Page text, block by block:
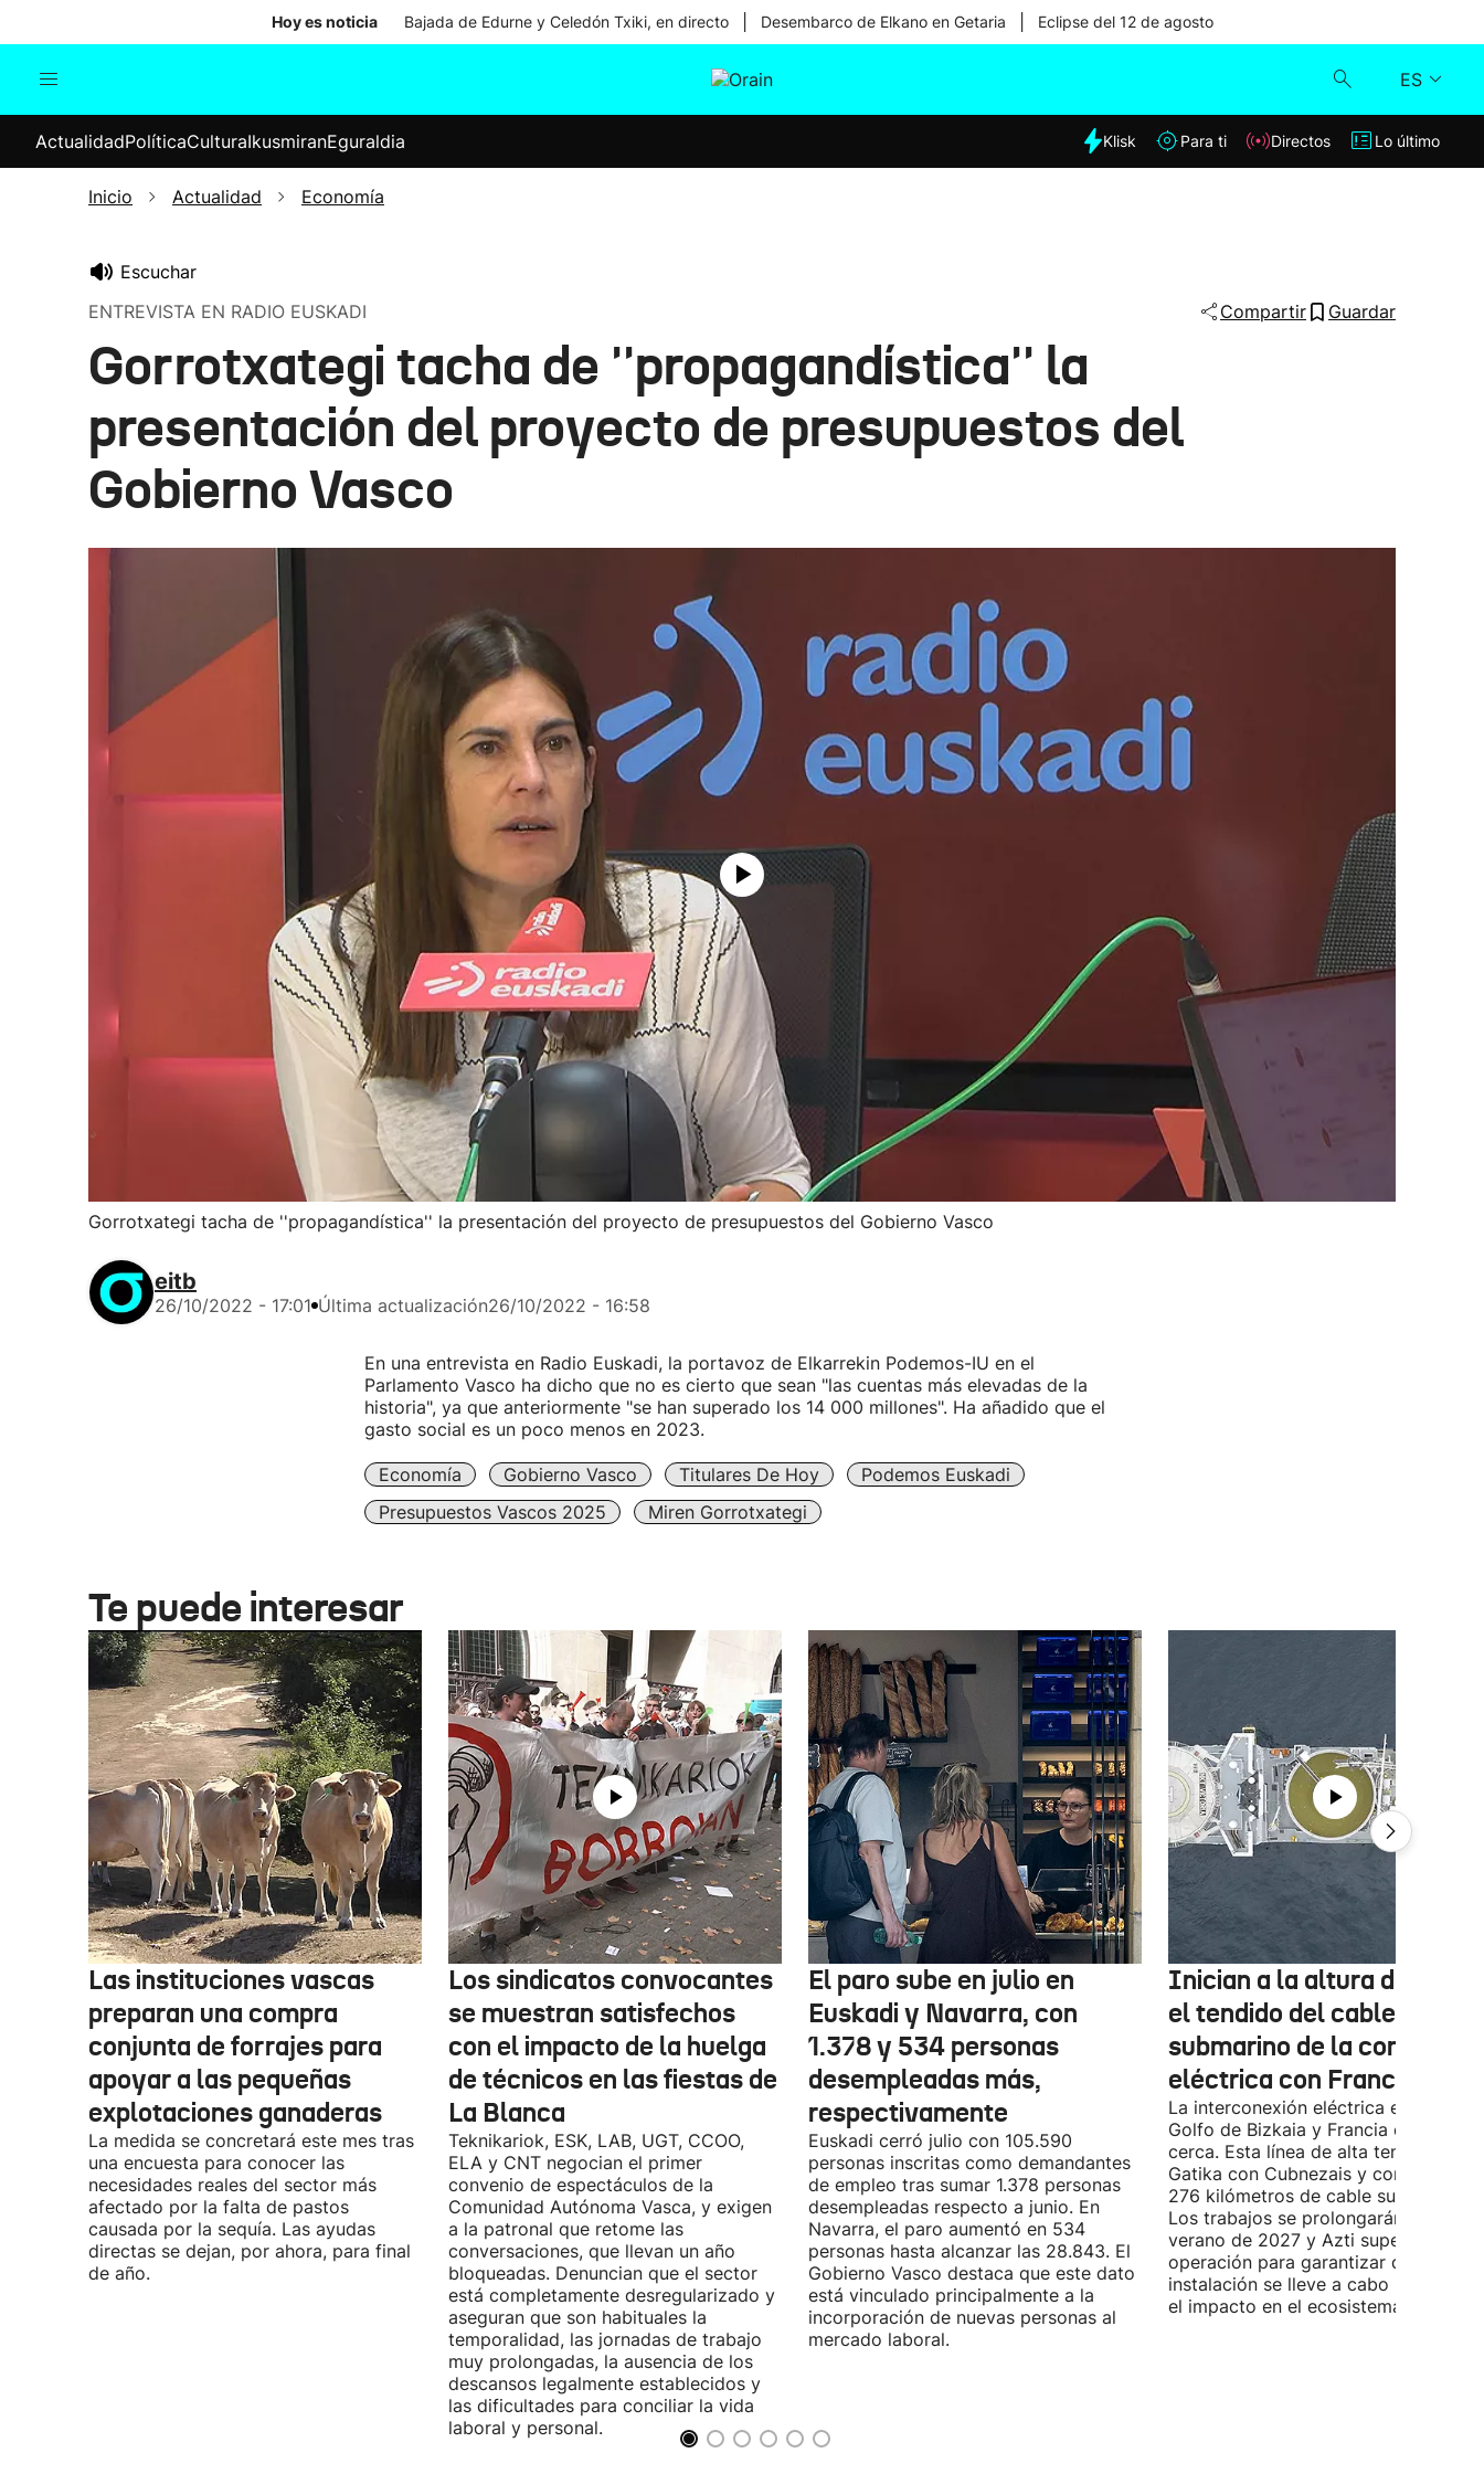
Hoy es noticia Bajada de Edurne y Celedón Txiki, en directo Desembarco de Elkano en Getaria Eclipse del 12 de agosto
ES
Internacional
Elecciones
Klisk
ActualidadPolíticaCulturaIkusmiranEguraldia Klisk Para ti Directos Lo último
Inicio Actualidad Economía
Escuchar
ENTREVISTA EN RADIO EUSKADI
Compartir Guardar
Gorrotxategi tacha de ''propagandística'' la
presentación del proyecto de presupuestos del
Gobierno Vasco
Gorrotxategi tacha de ''propagandística'' la presentación del proyecto de presupuestos del Gobierno Vasco
eitb
26/10/2022 - 17:01 Última actualización26/10/2022 - 16:58
En una entrevista en Radio Euskadi, la portavoz de Elkarrekin Podemos-IU en el
Parlamento Vasco ha dicho que no es cierto que sean "las cuentas más elevadas de la
historia", ya que anteriormente "se han superado los 14 000 millones". Ha añadido que el
gasto social es un poco menos en 2023.
Economía Gobierno Vasco Titulares De Hoy
Podemos Euskadi
Presupuestos Vascos 2025
Miren Gorrotxategi
Te puede interesar
Las instituciones vascas
preparan una compra
conjunta de forrajes para
apoyar a las pequeñas
explotaciones ganaderas
La medida se concretará este mes tras
una encuesta para conocer las
necesidades reales del sector más
afectado por la falta de pastos
causada por la sequía. Las ayudas
directas se dejan, por ahora, para final
de año.
Los sindicatos convocantes
se muestran satisfechos
con el impacto de la huelga
de técnicos en las fiestas de
La Blanca
Teknikariok, ESK, LAB, UGT, CCOO,
ELA y CNT negocian el primer
convenio de espectáculos de la
Comunidad Autónoma Vasca, y exigen
a la patronal que retome las
conversaciones, que llevan un año
bloqueadas. Denuncian que el sector
está completamente desregularizado y
aseguran que son habituales la
temporalidad, las jornadas de trabajo
muy prolongadas, la ausencia de los
descansos legalmente establecidos y
las dificultades para conciliar la vida
laboral y personal.
El paro sube en julio en
Euskadi y Navarra, con
1.378 y 534 personas
desempleadas más,
respectivamente
Euskadi cerró julio con 105.590
personas inscritas como demandantes
de empleo tras sumar 1.378 personas
desempleadas respecto a junio. En
Navarra, el paro aumentó en 534
personas hasta alcanzar las 28.843. El
Gobierno Vasco destaca que este dato
está vinculado principalmente a la
incorporación de nuevas personas al
mercado laboral.
Inician a la altura de
el tendido del cable
submarino de la conexión
eléctrica con Francia
La interconexión eléctrica entre el
Golfo de Bizkaia y Francia está más
cerca. Esta línea de alta tensión unirá
Gatika con Cubnezais y contará con
276 kilómetros de cable submarino.
Los trabajos se prolongarán hasta
verano de 2027 y Azti supervisará la
operación para garantizar que la
instalación se lleve a cabo
el impacto en el ecosistema marino.